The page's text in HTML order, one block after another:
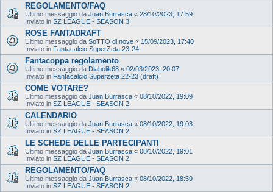
REGOLAMENTO/FAQ
Ultimo messaggio da Juan Burrasca « 28/10/2023, 17:59
Inviato in SZ LEAGUE - SEASON 3
ROSE FANTADRAFT
Ultimo messaggio da SoTTO di nove « 15/09/2023, 17:40
Inviato in Fantacalcio SuperZeta 23-24
Fantacoppa regolamento
Ultimo messaggio da Diabolik68 « 02/03/2023, 20:07
Inviato in Fantacalcio Superzeta 22-23 (draft)
COME VOTARE?
Ultimo messaggio da Juan Burrasca « 08/10/2022, 19:09
Inviato in SZ LEAGUE - SEASON 2
CALENDARIO
Ultimo messaggio da Juan Burrasca « 08/10/2022, 19:03
Inviato in SZ LEAGUE - SEASON 2
LE SCHEDE DELLE PARTECIPANTI
Ultimo messaggio da Juan Burrasca « 08/10/2022, 19:01
Inviato in SZ LEAGUE - SEASON 2
REGOLAMENTO/FAQ
Ultimo messaggio da Juan Burrasca « 08/10/2022, 18:59
Inviato in SZ LEAGUE - SEASON 2